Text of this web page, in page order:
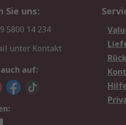
Sie uns:
5800 14 234
unter Kontakt
auf: